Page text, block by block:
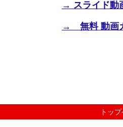
→ スライド動
→ 無料 動画
トッ